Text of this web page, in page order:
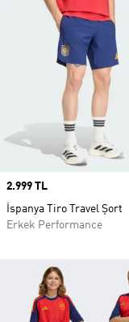
Price
2.999 TL
İspanya Tiro Travel Şort
Erkek Performance